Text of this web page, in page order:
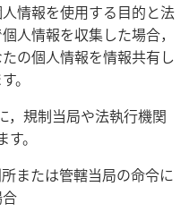
情報を使用する目的と法
人情報を収集した場合，
の個人情報を情報共有し
。
，規制当局や法執行機関
。
または管轄当局の命令に